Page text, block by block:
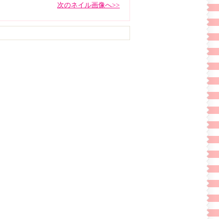
次のネイル画像へ>>